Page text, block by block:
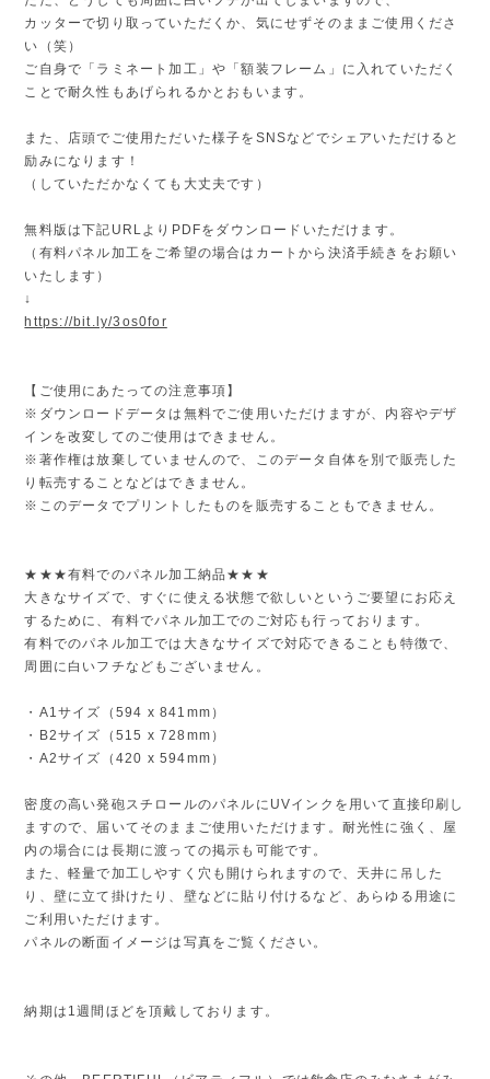
カッターで切り取っていただくか、気にせずそのままご使用くださ
い（笑）
ご自身で「ラミネート加工」や「額装フレーム」に入れていただく
ことで耐久性もあげられるかとおもいます。
また、店頭でご使用ただいた様子をSNSなどでシェアいただけると
励みになります！
（していただかなくても大丈夫です）
無料版は下記URLよりPDFをダウンロードいただけます。
（有料パネル加工をご希望の場合はカートから決済手続きをお願い
いたします）
↓
https://bit.ly/3os0for
【ご使用にあたっての注意事項】
※ダウンロードデータは無料でご使用いただけますが、内容やデザ
インを改変してのご使用はできません。
※著作権は放棄していませんので、このデータ自体を別で販売した
り転売することなどはできません。
※このデータでプリントしたものを販売することもできません。
★★★有料でのパネル加工納品★★★
大きなサイズで、すぐに使える状態で欲しいというご要望にお応え
するために、有料でパネル加工でのご対応も行っております。
有料でのパネル加工では大きなサイズで対応できることも特徴で、
周囲に白いフチなどもございません。
・A1サイズ（594 x 841mm）
・B2サイズ（515 x 728mm）
・A2サイズ（420 x 594mm）
密度の高い発砲スチロールのパネルにUVインクを用いて直接印刷し
ますので、届いてそのままご使用いただけます。耐光性に強く、屋
内の場合には長期に渡っての掲示も可能です。
また、軽量で加工しやすく穴も開けられますので、天井に吊した
り、壁に立て掛けたり、壁などに貼り付けるなど、あらゆる用途に
ご利用いただけます。
パネルの断面イメージは写真をご覧ください。
納期は1週間ほどを頂戴しております。